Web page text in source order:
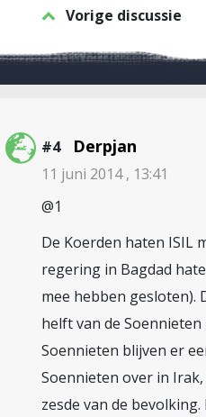
Vorige discussie
#4 Derpjan
11 juni 2014 , 13:41
@1
De Koerden haten ISIL
regering in Bagdad
mee hebben gesloten).
helft van de
Soennieten blijven er
Soennieten over in
zesde van de